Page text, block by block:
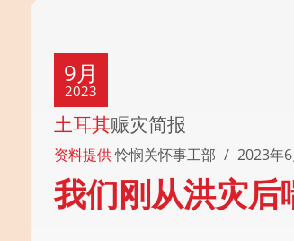
9月
2023
土耳其赈灾简报
资料提供怜悯关怀事工部 2023年
我们刚从洪灾